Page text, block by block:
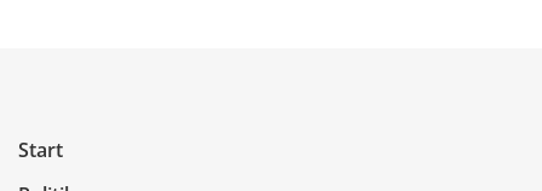
Start